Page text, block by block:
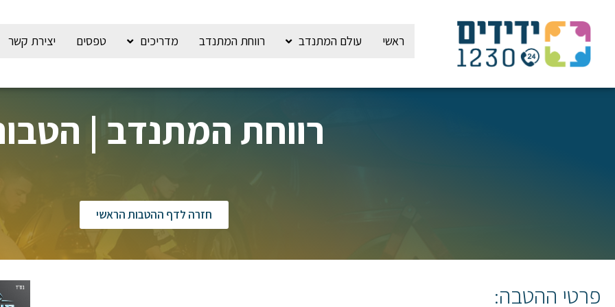
ראשי עולם המתנדב רווחת המתנדב מדריכים טפסים יצירת קשר
רווחת המתנדב |
חזרה לדף ההטבות הראשי
פרטי ההטבה: